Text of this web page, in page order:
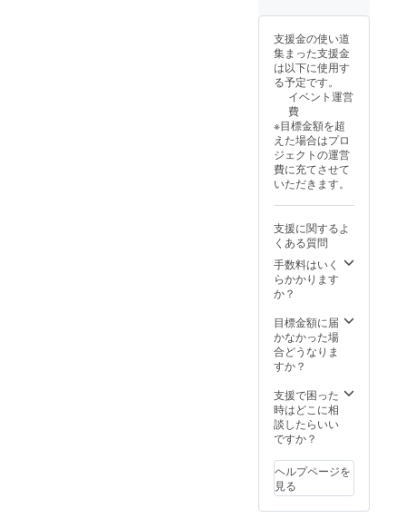
きま
す。
業名に
ついて
＞ ・ご
希望の
企業名
を備考
欄に記
入して
くださ
い。 ・
公序良
俗に反
する場
合や、
の育成
に反す
る場合
などお
ただく
場合が
ござい
の大き
さ
は、
大 サ
す。 配
布物は
当日お
持ちく
反田JP
ビル
ディン
グ3F ・
日時：
2025年
7月29日
（火）
11:00〜
13:00 ※
支援者
様の交
通費や
は各自
でご負
担くだ
さい。
キャン
セルさ
れた場
きませ
ん。 ＜
協賛企
業名に
＞ ・ご
希望の
企業名
を備考
2025年
（火）
11:00〜
13:00 ※
支援者
通費や
滞在費
は各自
でご負
担くだ
さい。
当日
キャン
セルさ
れた場
合もご
きませ
ん。 ＜
協賛企
業名に
＞ ・ご
希望の
企業名
を備考
入して
くださ
い。 ・
公序良
支援金の使い道
集まった支援金
は以下に使用す
る予定です。
イベント運営
費
※目標金額を超
えた場合はプロ
ジェクトの運営
費に充てさせて
いただきます。
支援に関するよ
くある質問
手数料はいく
らかかります
か？
目標金額に届
かなかった場
合どうなりま
すか？
支援で困った
時はどこに相
談したらいい
ですか？
ヘルプページを
見る